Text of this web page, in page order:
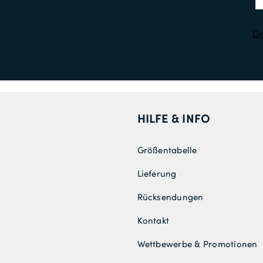
HILFE & INFO
Größentabelle
Lieferung
Rücksendungen
Kontakt
Wettbewerbe & Promotionen